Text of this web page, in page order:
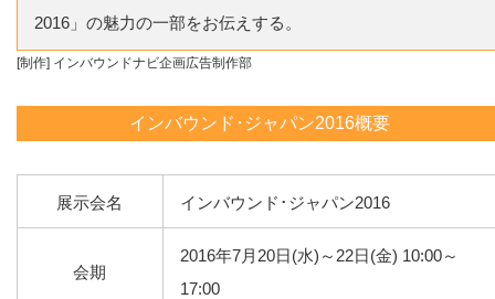
2016」の魅力の一部をお伝えする。
[制作] インバウンドナビ企画広告制作部
インバウンド･ジャパン2016概要
展示会名 インバウンド･ジャパン2016
会期
2016年7月20日(水)～22日(金) 10:00～
17:00